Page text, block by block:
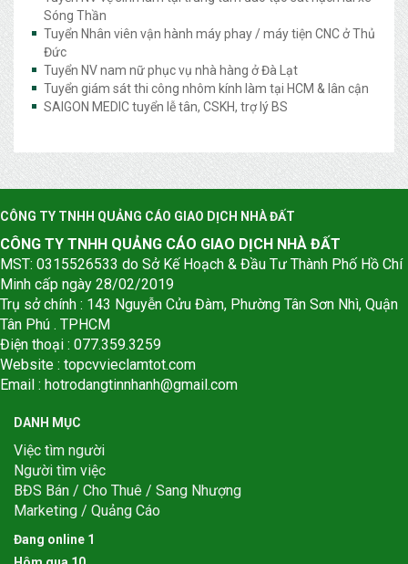
Sóng Thần
Tuyển Nhân viên vận hành máy phay / máy tiện CNC ở Thủ
Đức
Tuyển NV nam nữ phục vụ nhà hàng ở Đà Lạt
Tuyển giám sát thi công nhôm kính làm tại HCM & lân cận
SAIGON MEDIC tuyển lễ tân, CSKH, trợ lý BS
CÔNG TY TNHH QUẢNG CÁO GIAO DỊCH NHÀ ĐẤT
CÔNG TY TNHH QUẢNG CÁO GIAO DỊCH NHÀ ĐẤT
MST: 0315526533 do Sở Kế Hoạch & Đầu Tư Thành Phố Hồ Chí
Minh cấp ngày 28/02/2019
Trụ sở chính : 143 Nguyễn Cửu Đàm, Phường Tân Sơn Nhì, Quận
Tân Phú . TPHCM
Điện thoại : 077.359.3259
Website : topcvvieclamtot.com
Email : hotrodangtinnhanh@gmail.com
DANH MỤC
Việc tìm người
Người tìm việc
BĐS Bán / Cho Thuê / Sang Nhượng
Marketing / Quảng Cáo
Đang online 1